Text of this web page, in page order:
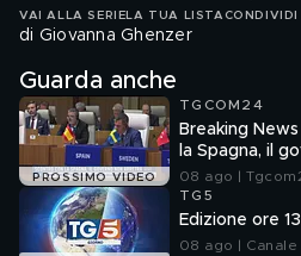
VAI ALLA SERIE LA TUA LISTA CONDIVIDI
di Giovanna Ghenzer
Guarda anche
PROSSIMO VIDEO
TGCOM24
Breaking
la Spagna, il
08 ago |
TG5
Edizione ore
08 ago | Canale